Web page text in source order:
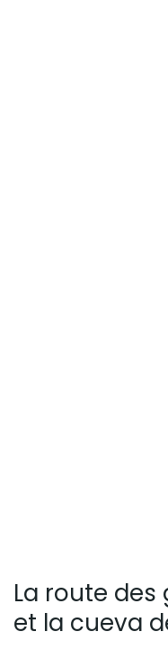
La route des
et la cueva